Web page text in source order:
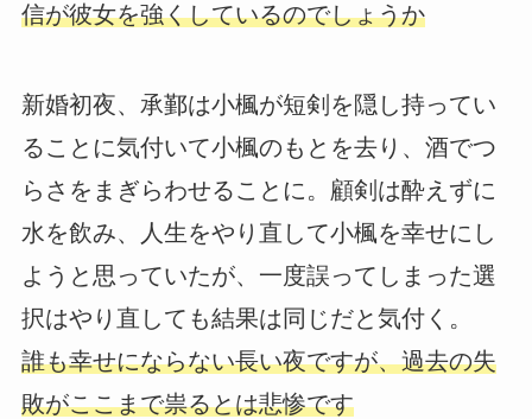
信が彼女を強くしているのでしょうか
新婚初夜、承鄞は小楓が短剣を隠し持ってい
ることに気付いて小楓のもとを去り、酒でつ
らさをまぎらわせることに。顧剣は酔えずに
水を飲み、人生をやり直して小楓を幸せにし
ようと思っていたが、一度誤ってしまった選
択はやり直しても結果は同じだと気付く。
誰も幸せにならない長い夜ですが、過去の失
敗がここまで祟るとは悲惨です